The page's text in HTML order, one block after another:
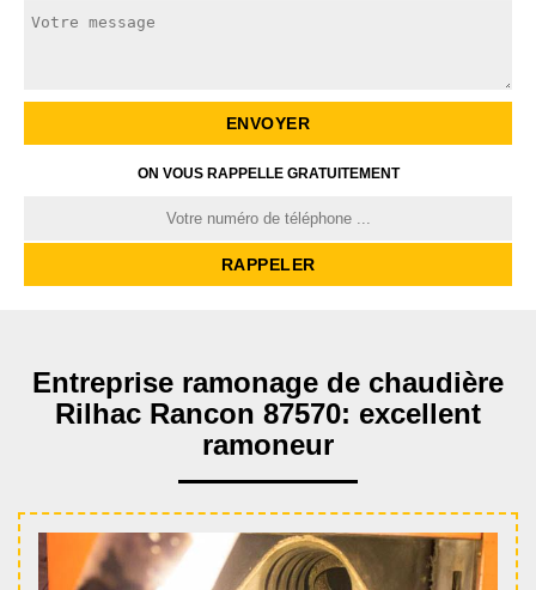
ON VOUS RAPPELLE GRATUITEMENT
Entreprise ramonage de chaudière
Rilhac Rancon 87570: excellent
ramoneur